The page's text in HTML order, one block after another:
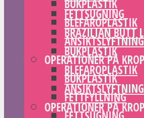
BUKPLASTIK
BLEFAROPLASTIK
ANSIKTSLYFTNING
OPERATIONER PÅ
BUKPLASTIK
FETTFYLLNING
FETTSUGNING
BRAZILIAN BUTT
BUKPLASTIK
BLEFAROPLASTIK
ANSIKTSLYFTNING
OPERATIONER PÅ